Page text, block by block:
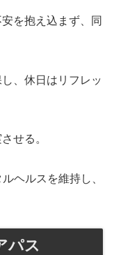
を抱え込まず、同
、休日はリフレッ
せる。
ヘルスを維持し、
パス